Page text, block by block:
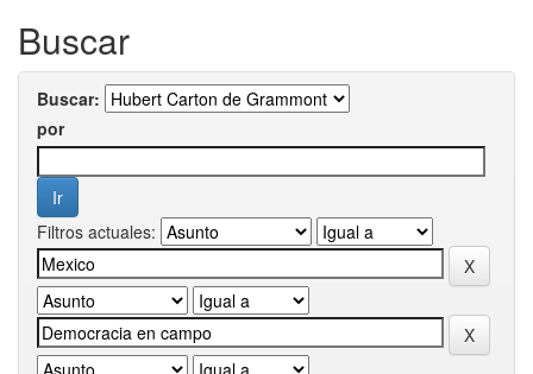
Buscar
Buscar:
por
Filtros actuales: